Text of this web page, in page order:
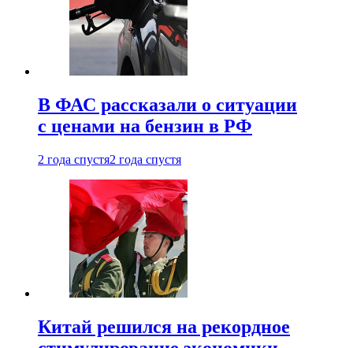
В ФАС рассказали о ситуации
с ценами на бензин в РФ
2 года спустя2 года спустя
Китай решился на рекордное